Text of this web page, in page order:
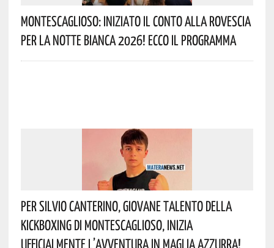
Montescaglioso: Iniziato Il Conto Alla Rovescia
Per La Notte Bianca 2026! Ecco Il Programma
Per Silvio Canterino, Giovane Talento Della
Kickboxing Di Montescaglioso, Inizia
Ufficialmente L’avventura In Maglia Azzurra!